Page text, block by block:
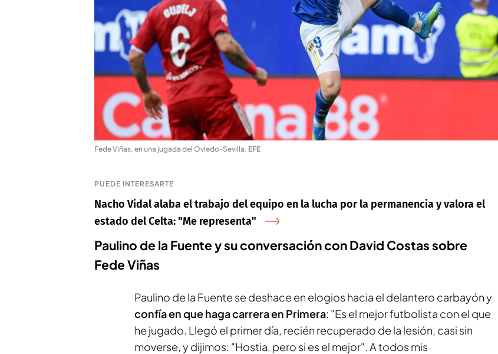
Fede Viñas, en una jugada del Oviedo-Sevilla. EFE
PUEDE INTERESARTE
Nacho Vidal alaba el trabajo del equipo en la lucha por la permanencia y valora el
estado del Celta: "Me representa"
Paulino de la Fuente y su conversación con David Costas sobre
Fede Viñas
Paulino de la Fuente se deshace en elogios hacia el delantero carbayón y
confía en que haga carrera en Primera: "Es el mejor futbolista con el que
he jugado. Llegó el primer día, recién recuperado de la lesión, casi sin
moverse, y dijimos: "Hostia, pero si es el mejor". A todos mis